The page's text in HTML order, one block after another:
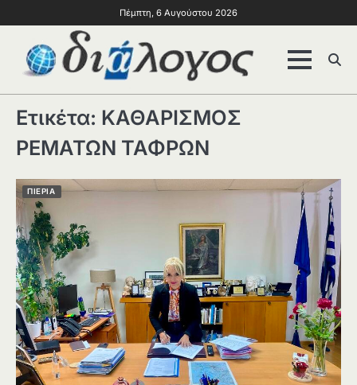
Πέμπτη, 6 Αυγούστου 2026
Ετικέτα: ΚΑΘΑΡΙΣΜΟΣ
ΡΕΜΑΤΩΝ ΤΑΦΡΩΝ
ΠΙΕΡΙΑ